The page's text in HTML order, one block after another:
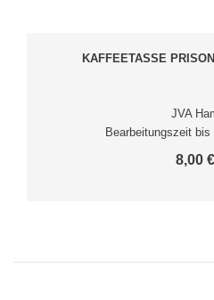
KAFFEETASSE
JVA
Bearbeitungszeit
8,00